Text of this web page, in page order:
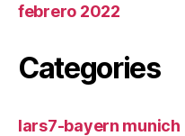
febrero 2022
Categories
lars7-bayern munich